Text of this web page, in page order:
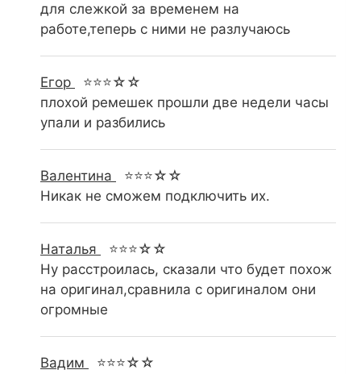
для слежкой за временем на
работе,теперь с ними не разлучаюсь
Егор
⭐⭐⭐☆☆
плохой ремешек прошли две недели часы
упали и разбились
Валентина
⭐⭐⭐☆☆
Никак не сможем подключить их.
Наталья
⭐⭐⭐☆☆
Ну расстроилась, сказали что будет похож
на оригинал,сравнила с оригиналом они
огромные
Вадим
⭐⭐⭐☆☆